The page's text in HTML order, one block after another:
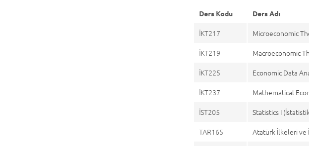
Ders Kodu Ders Adı
İKT217 Microeconomic
İKT219
Macroeconomic
İKT225
Economic Data
İKT237
Mathematical
İST205
Statistics I
TAR165
Atatürk İlkeleri ve